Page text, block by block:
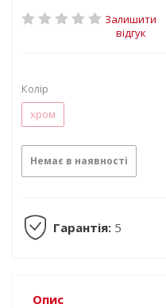
Залишити
відгук
Колір
хром
Немає в наявності
Гарантія: 5
Опис